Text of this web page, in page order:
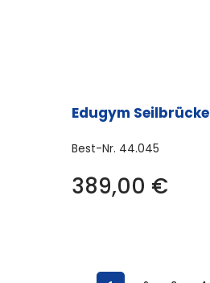
Edugym Seilbrücke
Best-Nr. 44.045
389,00 €